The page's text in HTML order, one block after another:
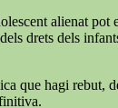
alienat
drets dels
que hagi rebut,